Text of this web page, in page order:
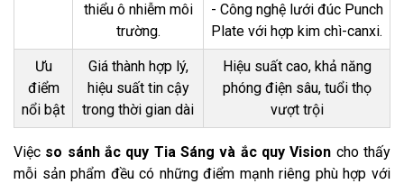
thiểu ô nhiễm môi
trường.
- Công nghệ lưới đúc Punch
Plate với hợp kim chì-canxi.
Ưu
điểm
nổi bật
Giá thành hợp lý,
hiệu suất tin cậy
trong thời gian dài
Hiệu suất cao, khả năng
phóng điện sâu, tuổi thọ
vượt trội
Việc so sánh ắc quy Tia Sáng và ắc quy Vision cho thấy
mỗi sản phẩm đều có những điểm mạnh riêng phù hợp với